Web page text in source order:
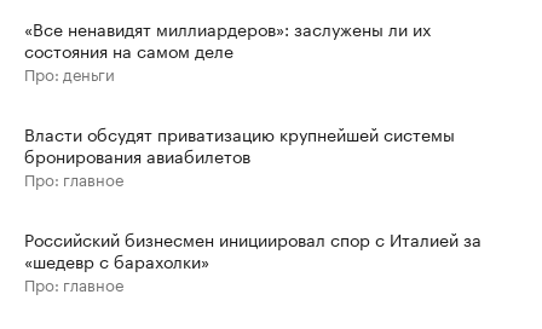
«Все ненавидят миллиардеров»: заслужены ли их
состояния на самом деле
Про: деньги
Власти обсудят приватизацию крупнейшей системы
бронирования авиабилетов
Про: главное
Российский бизнесмен инициировал спор с Италией за
«шедевр с барахолки»
Про: главное